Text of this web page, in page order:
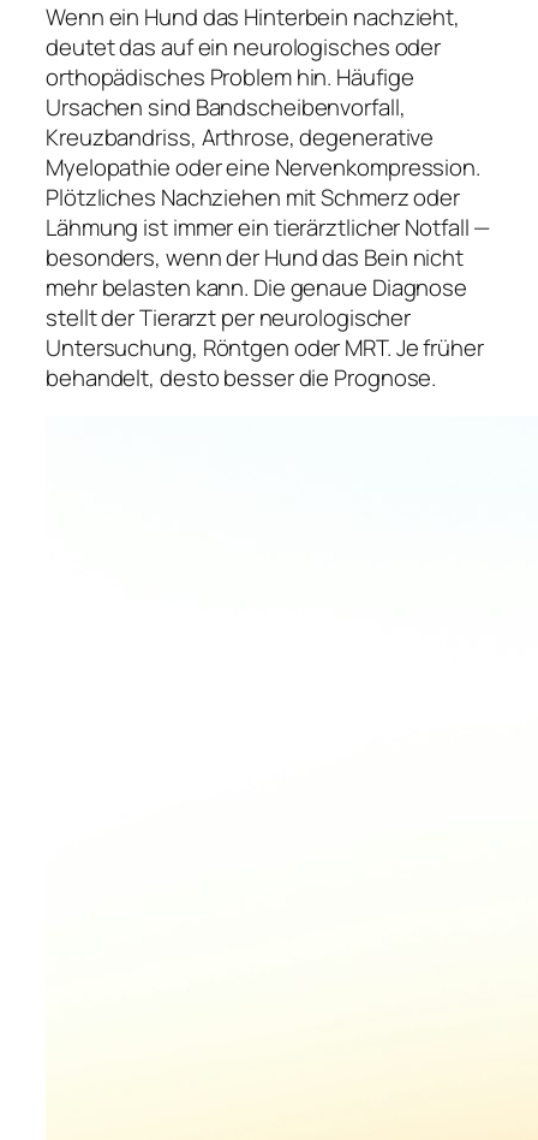
Wenn ein Hund das Hinterbein nachzieht,
deutet das auf ein neurologisches oder
orthopädisches Problem hin. Häufige
Ursachen sind Bandscheibenvorfall,
Kreuzbandriss, Arthrose, degenerative
Myelopathie oder eine Nervenkompression.
Plötzliches Nachziehen mit Schmerz oder
Lähmung ist immer ein tierärztlicher Notfall —
besonders, wenn der Hund das Bein nicht
mehr belasten kann. Die genaue Diagnose
stellt der Tierarzt per neurologischer
Untersuchung, Röntgen oder MRT. Je früher
behandelt, desto besser die Prognose.